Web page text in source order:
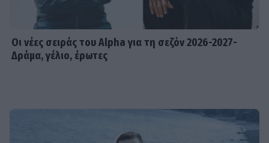
Οι νέες σειράς του Alpha για τη σεζόν 2026-2027-
Δράμα, γέλιο, έρωτες